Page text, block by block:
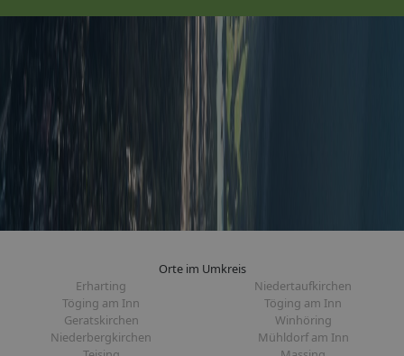
Orte im Umkreis
Erharting
Niedertaufkirchen
Töging am Inn
Töging am Inn
Geratskirchen
Winhöring
Niederbergkirchen
Mühldorf am Inn